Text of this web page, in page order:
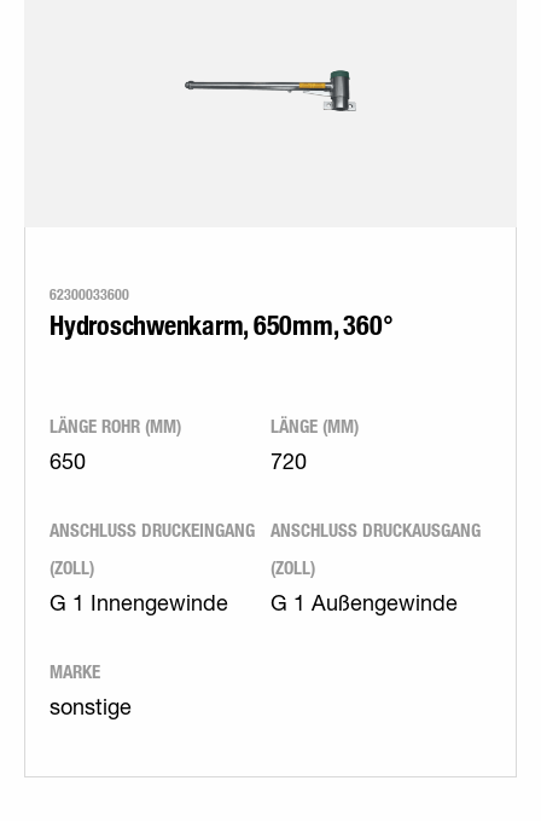
62300033600
Hydroschwenkarm, 650mm, 360°
LÄNGE ROHR (MM)
650
LÄNGE (MM)
720
ANSCHLUSS DRUCKEINGANG
(ZOLL)
G 1 Innengewinde
ANSCHLUSS DRUCKAUSGANG
(ZOLL)
G 1 Außengewinde
MARKE
sonstige